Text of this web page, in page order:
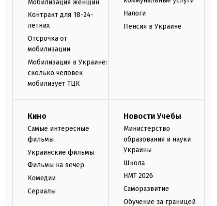
Мобилизация женщин
Контракт для 18-24-
летних
Отсрочка от
мобилизации
Мобилизация в Украине:
сколько человек
мобилизует ТЦК
Налоги
Пенсия в Украине
Кино
Самые интересные
фильмы
Украинские фильмы
Фильмы на вечер
Комедии
Сериалы
Новости Учебы
Министерство
образования и науки
Украины
Школа
НМТ 2026
Саморазвитие
Обучение за границей